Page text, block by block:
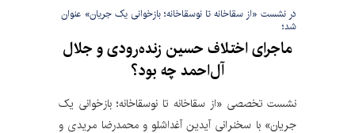
در نشست «از سقاخانه تا نوسقاخانه؛ بازخوانی یک جریان» عنوان
شد؛
ماجرای اختلاف حسین زنده‌رودی و جلال
آل‌احمد چه بود؟
نشست تخصصی «از سقاخانه تا نوسقاخانه؛ بازخوانی یک
جریان» با سخنرانی آیدین آغداشلو و محمدرضا مریدی و